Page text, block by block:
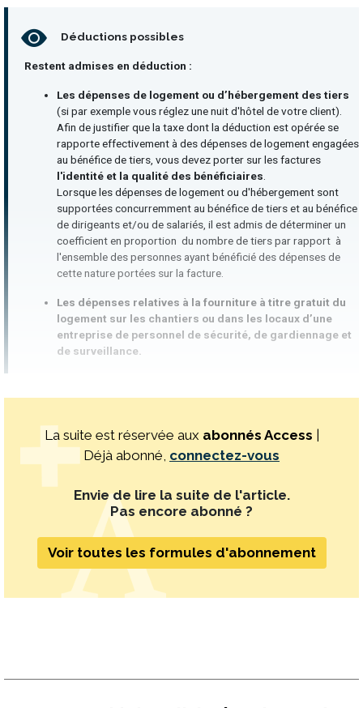
Déductions possibles
Restent admises en déduction :
Les dépenses de logement ou d’hébergement des tiers
(si par exemple vous réglez une nuit d'hôtel de votre client).
Afin de justifier que la taxe dont la déduction est opérée se
rapporte effectivement à des dépenses de logement engagées
au bénéfice de tiers, vous devez porter sur les factures
l'identité et la qualité des bénéficiaires
Lorsque les dépenses de logement ou d'hébergement sont
supportées concurremment au bénéfice de tiers et au bénéfice
de dirigeants et/ou de salariés, il est admis de déterminer un
coefficient en proportion du nombre de tiers par rapport à
l'ensemble des personnes ayant bénéficié des dépenses de
cette nature portées sur la facture.
Les dépenses relatives à la fourniture à titre gratuit du
logement sur les chantiers ou dans les locaux d’une
entreprise de personnel de sécurité, de gardiennage et
de surveillance.
La suite est réservée aux abonnés Access |
Déjà abonné, connectez-vous
Envie de lire la suite de l'article.
Pas encore abonné ?
Voir toutes les formules d'abonnement